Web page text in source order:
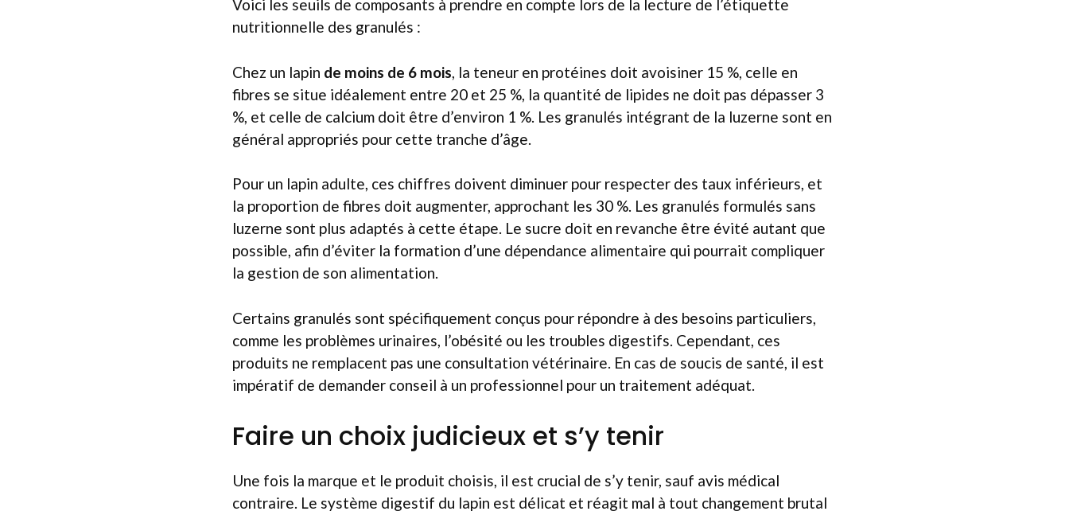
Voici les seuils de composants à prendre en compte lors de la lecture de l’étiquette
nutritionnelle des granulés :
Chez un lapin de moins de 6 mois , la teneur en protéines doit avoisiner 15 %, celle en
fibres se situe idéalement entre 20 et 25 %, la quantité de lipides ne doit pas dépasser 3
%, et celle de calcium doit être d’environ 1 %. Les granulés intégrant de la luzerne sont en
général appropriés pour cette tranche d’âge.
Pour un lapin adulte, ces chiffres doivent diminuer pour respecter des taux inférieurs, et
la proportion de fibres doit augmenter, approchant les 30 %. Les granulés formulés sans
luzerne sont plus adaptés à cette étape. Le sucre doit en revanche être évité autant que
possible, afin d’éviter la formation d’une dépendance alimentaire qui pourrait compliquer
la gestion de son alimentation.
Certains granulés sont spécifiquement conçus pour répondre à des besoins particuliers,
comme les problèmes urinaires, l’obésité ou les troubles digestifs. Cependant, ces
produits ne remplacent pas une consultation vétérinaire. En cas de soucis de santé, il est
impératif de demander conseil à un professionnel pour un traitement adéquat.
Faire un choix judicieux et s’y tenir
Une fois la marque et le produit choisis, il est crucial de s’y tenir, sauf avis médical
contraire. Le système digestif du lapin est délicat et réagit mal à tout changement brutal